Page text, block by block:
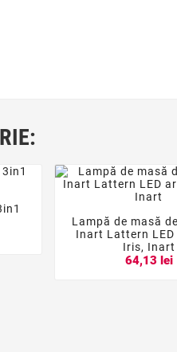
 
Lampă de masă
Inart Lattern
Iris, Inart
64,13 lei